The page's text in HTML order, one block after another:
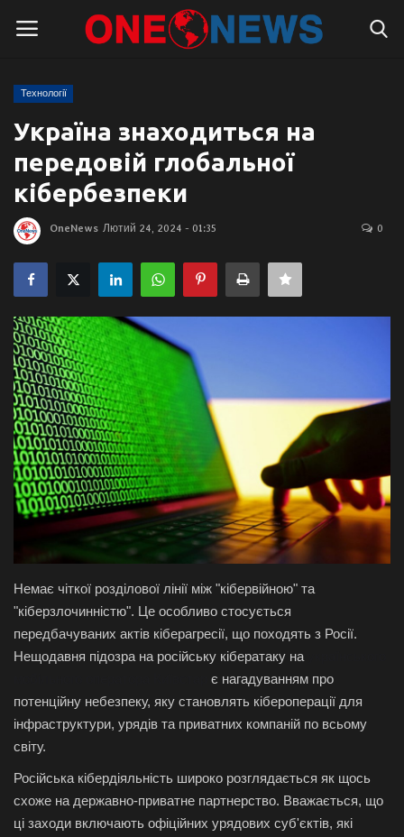
Логін
Головна
Контакти
Підтримати проєкт
Правила для блогерів
Суспільство
Галерея
Політика
Економіка
Спорт
Авто
Відео
Мова
Технології
Україна знаходиться на
передовій глобальної
кібербезпеки
OneNews Лютий 24, 2024 - 01:35 0
Немає чіткої розділової лінії між "кібервійною" та
"кіберзлочинністю". Це особливо стосується
передбачуваних актів кіберагресії, що походять з Росії.
Нещодавня підозра на російську кібератаку на
є нагадуванням про
потенційну небезпеку, яку становлять кібероперації для
інфраструктури, урядів та приватних компаній по всьому
світу.
Російська кібердіяльність широко розглядається як щось
схоже на державно-приватне партнерство. Вважається, що
ці заходи включають офіційних урядових суб'єктів, які